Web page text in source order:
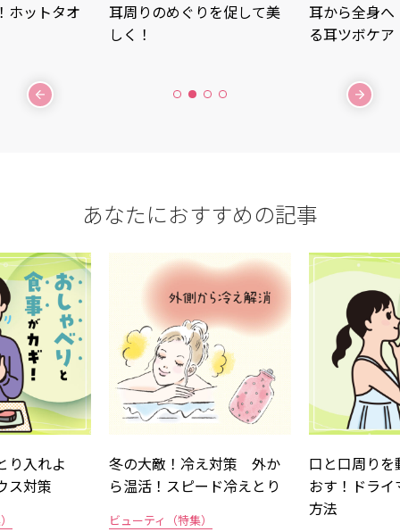
ホットタオ
耳周りのめぐりを促して美
しく！
耳から全身
る耳ツボケア
あなたにおすすめの記事
り入れよ
ス対策
冬の大敵！冷え対策 外か
ら温活！スピード冷えとり
ビューティ（特集）
口と口周り
おす！ドラ
方法